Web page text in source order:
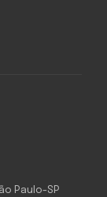
Paulo-SP